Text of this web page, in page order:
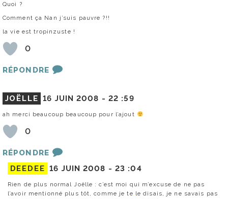
Quoi ?
Comment ça Nan j’suis pauvre ?!!
la vie est tropinzuste !
0
RÉPONDRE
JOËLLE 16 JUIN 2008 - 22 :59
ah merci beaucoup beaucoup pour l’ajout
0
RÉPONDRE
DEEDEE 16 JUIN 2008 - 23 :04
Rien de plus normal Joëlle : c’est moi qui m’excuse de ne pas
l’avoir mentionné plus tôt, comme je te le disais, je ne savais pas